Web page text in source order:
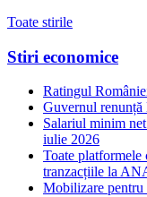
Toate stirile
Stiri economice
Ratingul
Guvernul
Salariul minim
iulie 2026
Toate platformele
tranzacțiile la
Mobilizare pentru